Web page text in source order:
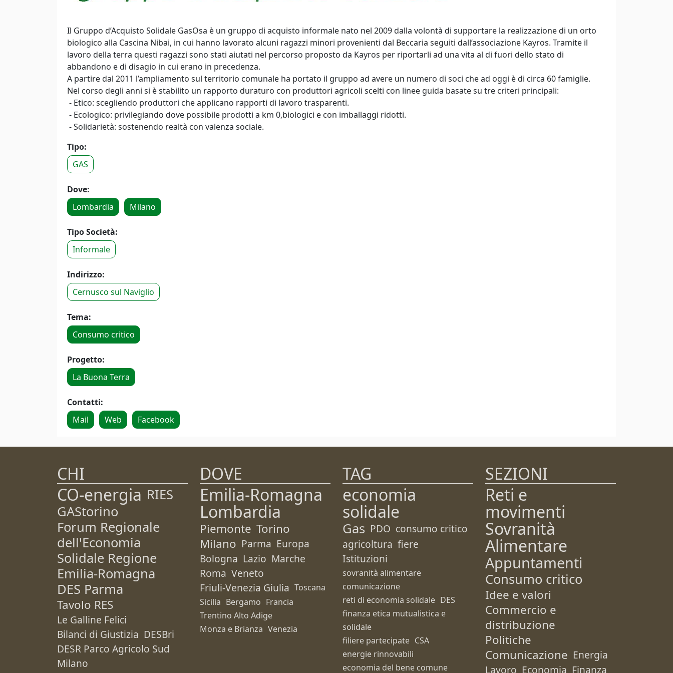
Il Gruppo d’Acquisto Solidale GasOsa è un gruppo di acquisto informale nato nel 2009 dalla volontà di supportare la realizzazione di un orto
biologico alla Cascina Nibai, in cui hanno lavorato alcuni ragazzi minori provenienti dal Beccaria seguiti dall’associazione Kayros. Tramite il
lavoro della terra questi ragazzi sono stati aiutati nel percorso proposto da Kayros per riportarli ad una vita al di fuori dello stato di
abbandono e di disagio in cui erano in precedenza.
A partire dal 2011 l’ampliamento sul territorio comunale ha portato il gruppo ad avere un numero di soci che ad oggi è di circa 60 famiglie.
Nel corso degli anni si è stabilito un rapporto duraturo con produttori agricoli scelti con linee guida basate su tre criteri principali:
- Etico: scegliendo produttori che applicano rapporti di lavoro trasparenti.
- Ecologico: privilegiando dove possibile prodotti a km 0,biologici e con imballaggi ridotti.
- Solidarietà: sostenendo realtà con valenza sociale.
Tipo:
GAS
Dove:
Lombardia
Milano
Tipo Società:
Informale
Indirizzo:
Cernusco sul Naviglio
Tema:
Consumo critico
Progetto:
La Buona Terra
Contatti:
Mail
Web Facebook
CHI
CO-energia RIES
GAStorino
Forum Regionale
dell'Economia
Solidale Regione
Emilia-Romagna
DES Parma
Tavolo RES
Le Galline Felici
Bilanci di Giustizia DESBri
DESR Parco Agricolo Sud
Milano
DOVE
Emilia-Romagna
Lombardia
Piemonte Torino
Milano Parma Europa
Bologna Lazio Marche
Roma Veneto
Friuli-Venezia Giulia Toscana
Sicilia Bergamo Francia
Trentino Alto Adige
Monza e Brianza Venezia
TAG
economia
solidale
Gas PDO consumo critico
agricoltura fiere
Istituzioni
sovranità alimentare
comunicazione
reti di economia solidale DES
finanza etica mutualistica e
solidale
filiere partecipate CSA
energie rinnovabili
economia del bene comune
SEZIONI
Reti e
movimenti
Sovranità
Alimentare
Appuntamenti
Consumo critico
Idee e valori
Commercio e
distribuzione
Politiche
Comunicazione Energia
Lavoro Economia Finanza